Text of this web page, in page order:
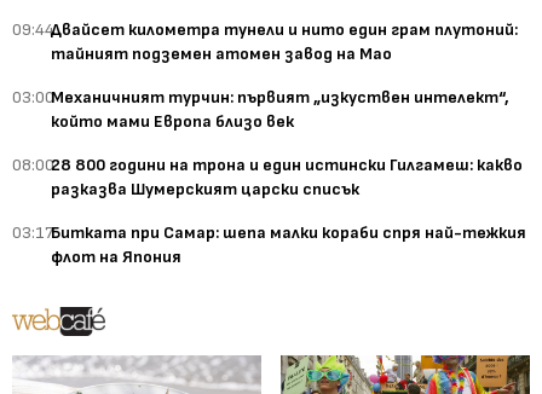
09:44Двайсет километра тунели и нито един грам плутоний:
тайният подземен атомен завод на Мао
03:00Механичният турчин: първият „изкуствен интелект“,
който мами Европа близо век
08:0028 800 години на трона и един истински Гилгамеш: какво
разказва Шумерският царски списък
03:17Битката при Самар: шепа малки кораби спря най-тежкия
флот на Япония